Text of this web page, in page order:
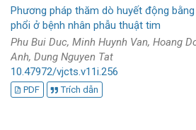
Phương pháp thăm dò huyết động
phổi ở bệnh nhân phẫu thuật tim
Phu Bui Duc, Minh Huynh Van, Hoang
Anh, Dung Nguyen Tat
10.47972/vjcts.v11i.256
PDF Trích dẫn